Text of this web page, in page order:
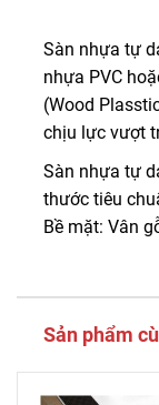
Sàn nhựa tự
nhựa PVC
(Wood
chịu lực vượt
Sàn nhựa tự
thước tiêu
Bề mặt: Vân
Sản phẩm